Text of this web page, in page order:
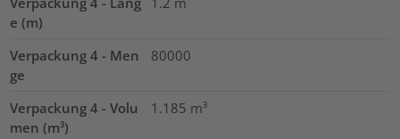
e (m)
Verpackung 4 - Men
ge
80000
Verpackung 4 - Volu
men (m³)
1.185 m³